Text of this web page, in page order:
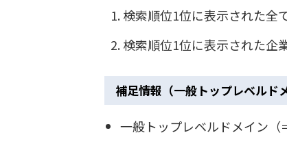
検索順位1位に表示された全
検索順位1位に表示された企
補足情報（一般トップレベルド
一般トップレベルドメイン